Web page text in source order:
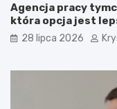
Agencja pracy
która opcja jest
28 lipca 2026